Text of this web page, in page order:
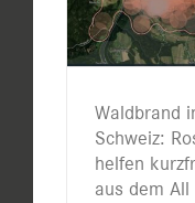
Waldbrand
Schweiz:
helfen
aus dem All